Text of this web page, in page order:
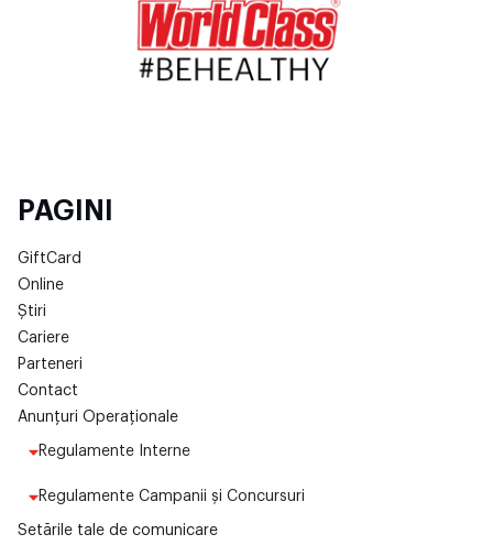
PAGINI
GiftCard
Online
Știri
Cariere
Parteneri
Contact
Anunțuri Operaționale
Regulamente Interne
Regulamente Campanii și Concursuri
Setările tale de comunicare